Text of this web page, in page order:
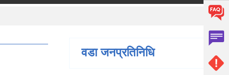
वडा जनप्रतिनिधि